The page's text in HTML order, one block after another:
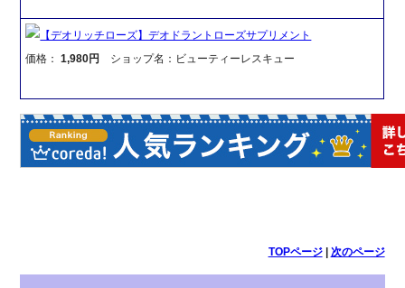
【デオリッチローズ】デオドラントローズサプリメント
価格：1,980円 ショップ名：ビューティーレスキュー
TOPページ| 次のページ